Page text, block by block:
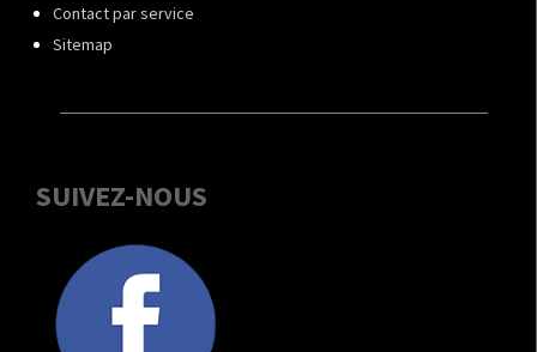
Contact par service
Sitemap
SUIVEZ-NOUS